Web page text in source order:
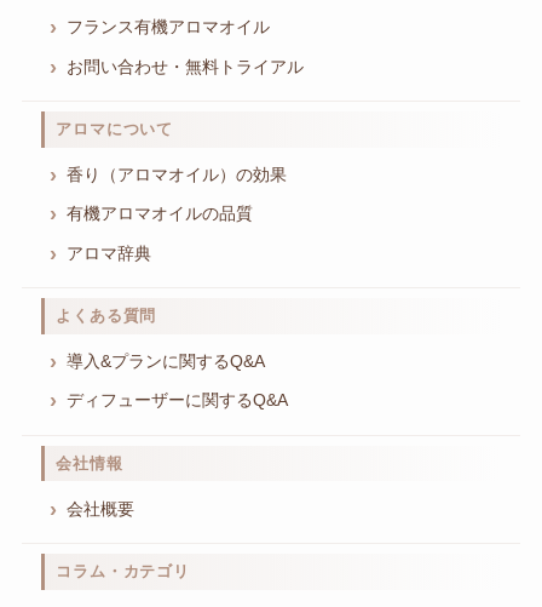
フランス有機アロマオイル
お問い合わせ・無料トライアル
アロマについて
香り（アロマオイル）の効果
有機アロマオイルの品質
アロマ辞典
よくある質問
導入&プランに関するQ&A
ディフューザーに関するQ&A
会社情報
会社概要
コラム・カテゴリ